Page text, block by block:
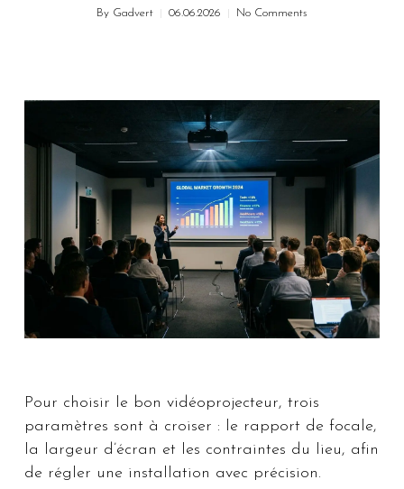
By Gadvert 06.06.2026 No Comments
Pour choisir le bon vidéoprojecteur, trois
paramètres sont à croiser : le rapport de focale,
la largeur d’écran et les contraintes du lieu, afin
de régler une installation avec précision.